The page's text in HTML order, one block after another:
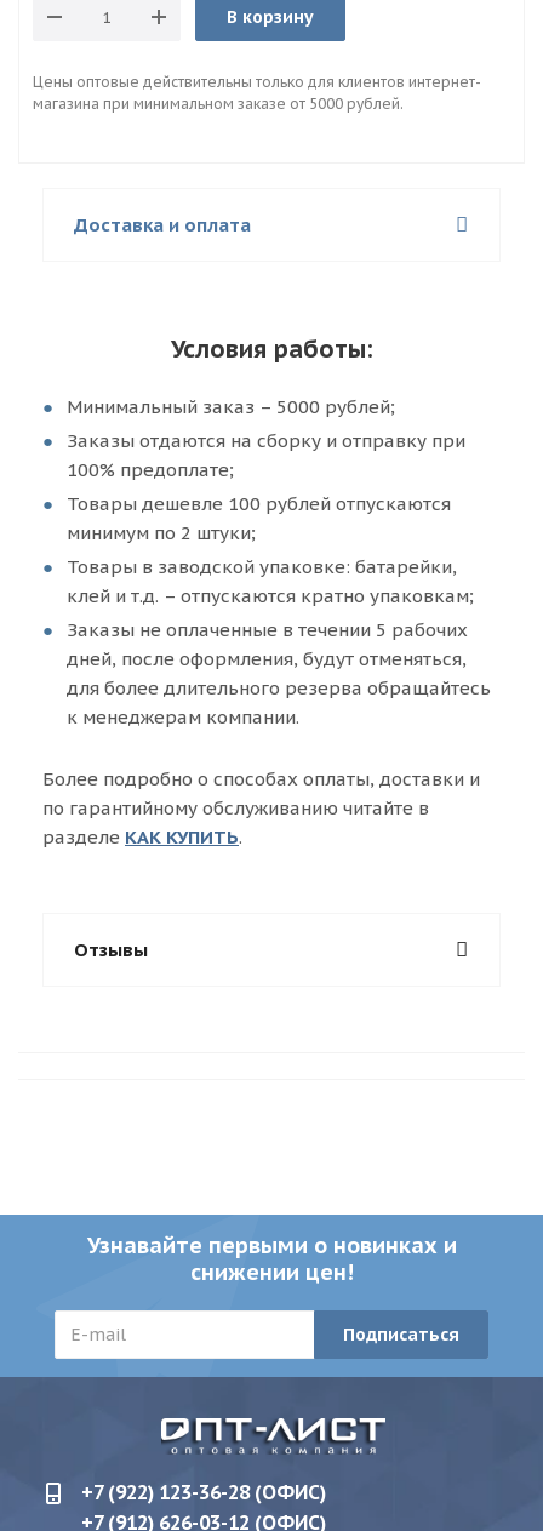
В корзину
Цены оптовые действительны только для клиентов интернет-
магазина при минимальном заказе от 5000 рублей.
Доставка и оплата
Условия работы:
Минимальный заказ – 5000 рублей;
Заказы отдаются на сборку и отправку при
100% предоплате;
Товары дешевле 100 рублей отпускаются
минимум по 2 штуки;
Товары в заводской упаковке: батарейки,
клей и т.д. – отпускаются кратно упаковкам;
Заказы не оплаченные в течении 5 рабочих
дней, после оформления, будут отменяться,
для более длительного резерва обращайтесь
к менеджерам компании.
Более подробно о способах оплаты, доставки и
по гарантийному обслуживанию читайте в
разделе КАК КУПИТЬ.
Отзывы
Узнавайте первыми о новинках и
снижении цен!
+7 (922) 123-36-28 (ОФИС)
+7 (912) 626-03-12 (ОФИС)